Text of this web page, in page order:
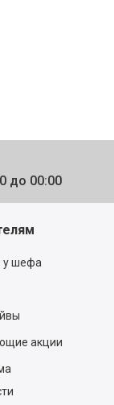
до 00:00
у шефа
акции